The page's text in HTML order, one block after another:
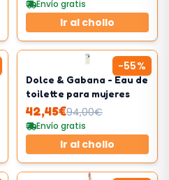
Envío gratis
Ir al chollo
-55%
Dolce & Gabana - Eau de
toilette para mujeres
42,45€94,00€
Envío gratis
Ir al chollo